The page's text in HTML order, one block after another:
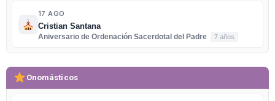
17 AGO
Cristian Santana
Aniversario de Ordenación Sacerdotal del Padre
7 años
Onomásticos